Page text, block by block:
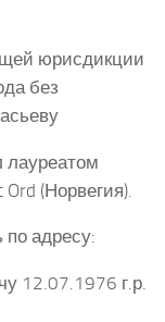
юрисдикции
без
лауреатом
(Норвегия).
адресу:
12.07.1976 г.р.